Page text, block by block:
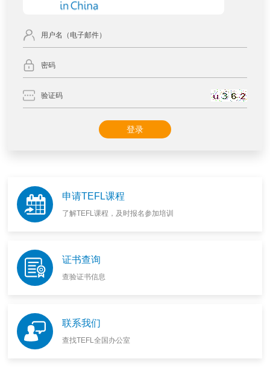
申请TEFL课程
了解TEFL课程，及时报名参加培训
证书查询
查验证书信息
联系我们
查找TEFL全国办公室